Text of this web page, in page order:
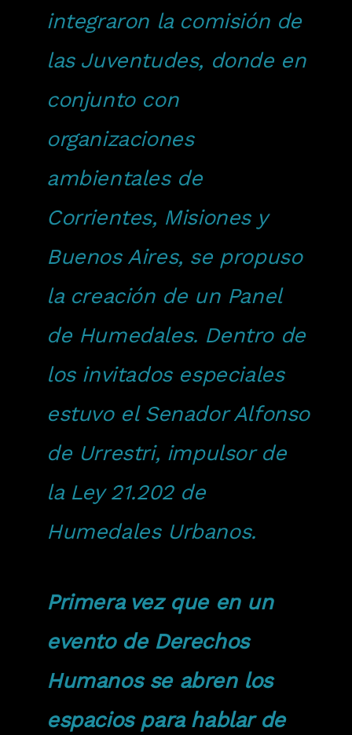
integraron la comisión de
las Juventudes, donde en
conjunto con
organizaciones
ambientales de
Corrientes, Misiones y
Buenos Aires, se propuso
la creación de un Panel
de Humedales. Dentro de
los invitados especiales
estuvo el Senador Alfonso
de Urrestri, impulsor de
la Ley 21.202 de
Humedales Urbanos.
Primera vez que en un
evento de Derechos
Humanos se abren los
espacios para hablar de